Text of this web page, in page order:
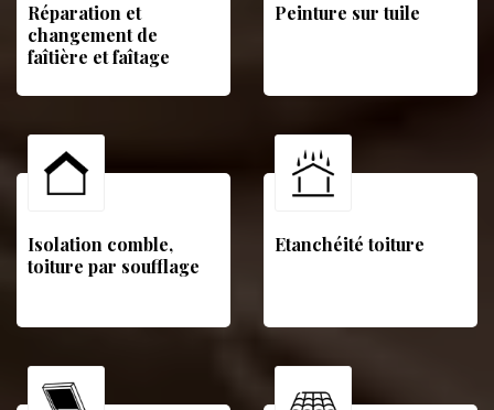
Réparation et
changement de
faîtière et faîtage
Peinture sur tuile
Isolation comble,
toiture par soufflage
Etanchéité toiture